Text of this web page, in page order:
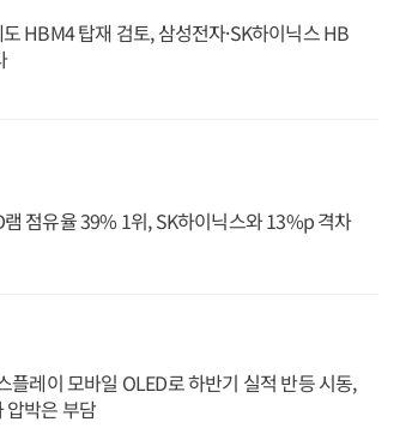
HBM4 탑재 검토, 삼성전자·SK하이닉스 HB
점유율 39% 1위, SK하이닉스와 13%p 격차
플레이 모바일 OLED로 하반기 실적 반등 시동,
압박은 부담